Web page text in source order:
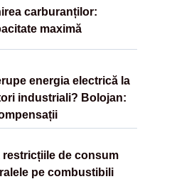
carburanților:
maximă
energia electrică la
industriali? Bolojan:
restricțiile de consum
pe combustibili